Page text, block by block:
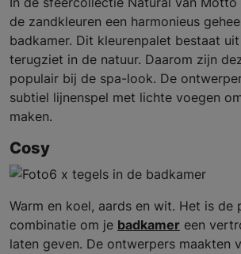
de zandkleuren een harmonieus
badkamer. Dit kleurenpalet bestaat
terugziet in de natuur. Daarom zijn
populair bij de spa-look. De
subtiel lijnenspel met lichte voegen
maken.
Cosy
Warm en koel, aards en wit. Het is de
combinatie om je badkamer een
laten geven. De ontwerpers maakten